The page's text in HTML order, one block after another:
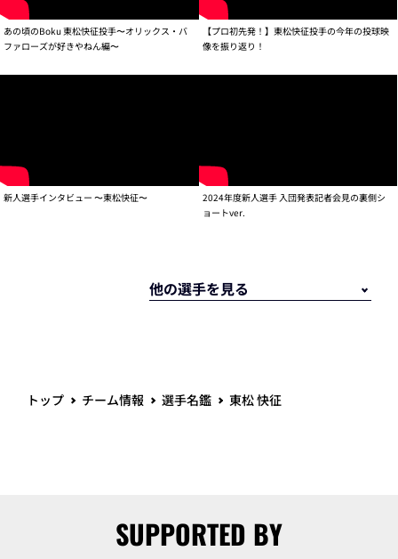
あの頃のBoku 東松快征投手〜オリックス・バ
ファローズが好きやねん編〜
【プロ初先発！】東松快征投手の今年の投球映
像を振り返り！
新人選手インタビュー 〜東松快征〜
2024年度新人選手 入団発表記者会見の裏側シ
ョートver.
トップ チーム情報 選手名鑑 東松 快征
SUPPORTED BY